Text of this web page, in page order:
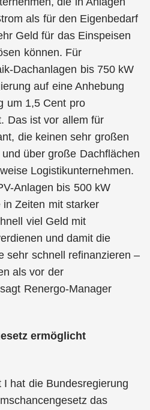
als für den Eigenbedarf
Geld für das Einspeisen
können. Für
Dachanlagen bis 750 kW
auf eine Anhebung
um 1,5 Cent pro
Das ist vor allem für
die keinen sehr großen
über große Dachflächen
Logistikunternehmen.
Anlagen bis 500 kW
Zeiten mit starker
viel Geld mit
und damit die
sehr schnell refinanzieren –
als vor der
Renergo-Manager
ermöglicht
hat die Bundesregierung
das